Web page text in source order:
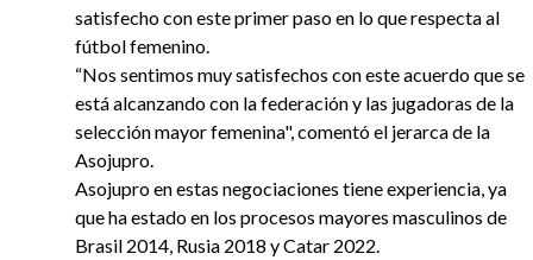
satisfecho con este primer paso en lo que respecta al
fútbol femenino.
“Nos sentimos muy satisfechos con este acuerdo que se
está alcanzando con la federación y las jugadoras de la
selección mayor femenina", comentó el jerarca de la
Asojupro.
Asojupro en estas negociaciones tiene experiencia, ya
que ha estado en los procesos mayores masculinos de
Brasil 2014, Rusia 2018 y Catar 2022.